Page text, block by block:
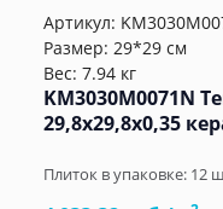
Артикул:
Размер: 29*29 см
Вес: 7.94 кг
KM3030M0071N
29,8x29,8x0,35
Плиток в упаковке: 12